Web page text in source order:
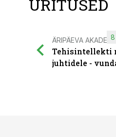
ÜRITUSED
ÄRIPÄEVA
Tehisintellekti
juhtidele -
8